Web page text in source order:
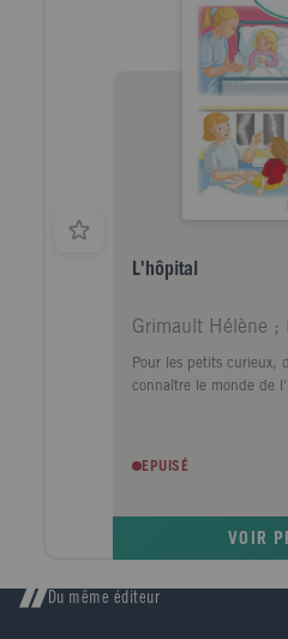
L'hôpital
Pour les petits curieux,
connaître le monde de
EPUISÉ
VOIR
Du même éditeur